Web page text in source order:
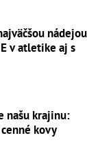
nádejou
v atletike aj s
našu krajinu:
kovy